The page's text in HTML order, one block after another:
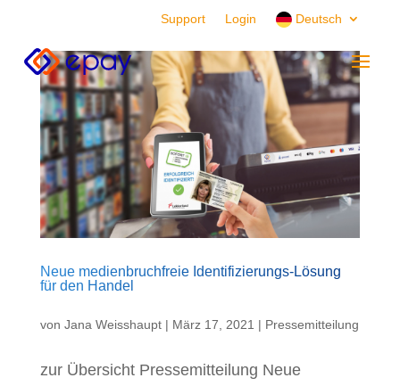
Support Login Deutsch
Neue medienbruchfreie Identifizierungs-Lösung
für den Handel
von Jana Weisshaupt| März 17, 2021 | Pressemitteilung
zur Übersicht Pressemitteilung Neue